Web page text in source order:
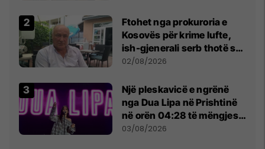
Ftohet nga prokuroria e
Kosovës për krime lufte,
ish-gjenerali serb thotë se
dikush e tradhtoi në
02/08/2026
Një pleskavicë e ngrënë
nga Dua Lipa në Prishtinë
në orën 04:28 të mëngjesit
- dhe bota digjitale serbe
03/08/2026